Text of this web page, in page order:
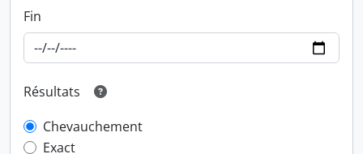
Fin
Résultats
Chevauchement
Exact